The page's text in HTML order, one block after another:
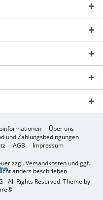
Über uns
und Zahlungsbedingungen
AGB Impressum
zzgl.Versandkosten und ggf.
anders beschrieben
All Rights Reserved. Theme by